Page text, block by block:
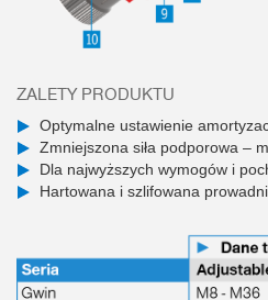
ZALETY PRODUKTU
Optymalne ustawienie
Zmniejszona siła podporowa –
Dla najwyższych wymogów i
Hartowana i szlifowana